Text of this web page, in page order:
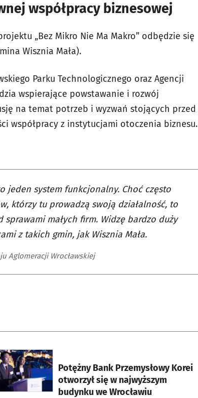
współpracy biznesowej
„Bez Mikro Nie Ma Makro” odbędzie się
Wisznia Mała).
Parku Technologicznego oraz Agencji
wspierające powstawanie i rozwój
na temat potrzeb i wyzwań stojących przed
współpracy z instytucjami otoczenia biznesu.
jeden system funkcjonalny. Choć często
którzy tu prowadzą swoją działalność, to
małych firm. Widzę bardzo duży
z takich gmin, jak Wisznia Mała.
Aglomeracji Wrocławskiej
Potężny Bank Przemysłowy Korei
otworzył się w najwyższym
budynku we Wrocławiu
się w nowej karcie